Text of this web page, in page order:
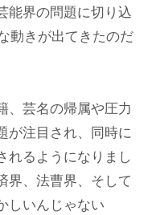
能界の問題に切り込
動きが出てきたのだ
、芸名の帰属や圧力
が注目され、同時に
れるようになりまし
界、法曹界、そして
しいんじゃない